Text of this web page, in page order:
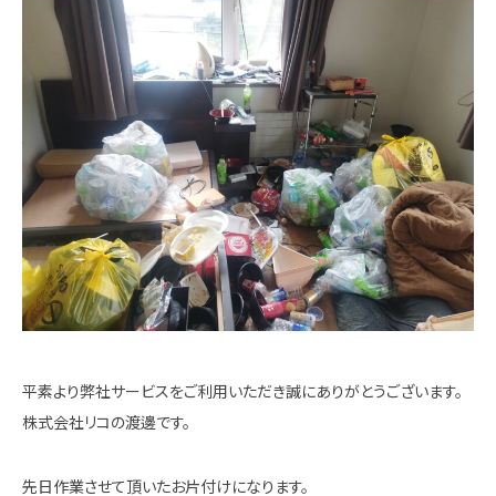
平素より弊社サービスをご利用いただき誠にありがとうございます。
株式会社リコの渡邊です。
先日作業させて頂いたお片付けになります。